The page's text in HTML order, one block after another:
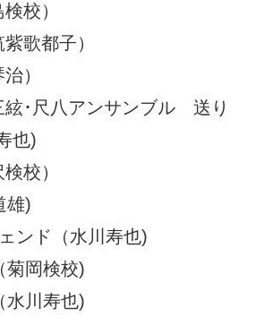
校）
歌都子）
）
絃･尺八アンサンブル 送り
也)
校）
雄)
ンド（水川寿也)
菊岡検校)
水川寿也)